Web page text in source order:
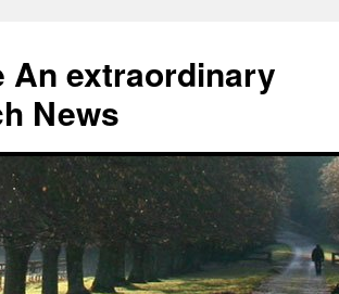
An extraordinary
News